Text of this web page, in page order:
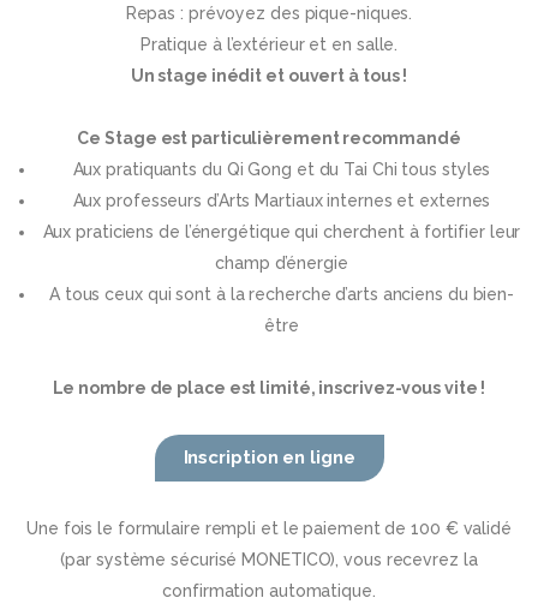
Repas : prévoyez des pique-niques.
Pratique à l’extérieur et en salle.
Un stage inédit et ouvert à tous !
Ce Stage est particulièrement recommandé
Aux pratiquants du Qi Gong et du Tai Chi tous styles
Aux professeurs d’Arts Martiaux internes et externes
Aux praticiens de l’énergétique qui cherchent à fortifier leur
champ d’énergie
A tous ceux qui sont à la recherche d’arts anciens du bien-
être
Le nombre de place est limité, inscrivez-vous vite !
Inscription en ligne
Une fois le formulaire rempli et le paiement de 100 € validé
(par système sécurisé MONETICO), vous recevrez la
confirmation automatique.